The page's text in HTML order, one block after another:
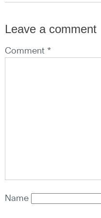
Leave a comment
Comment *
Name